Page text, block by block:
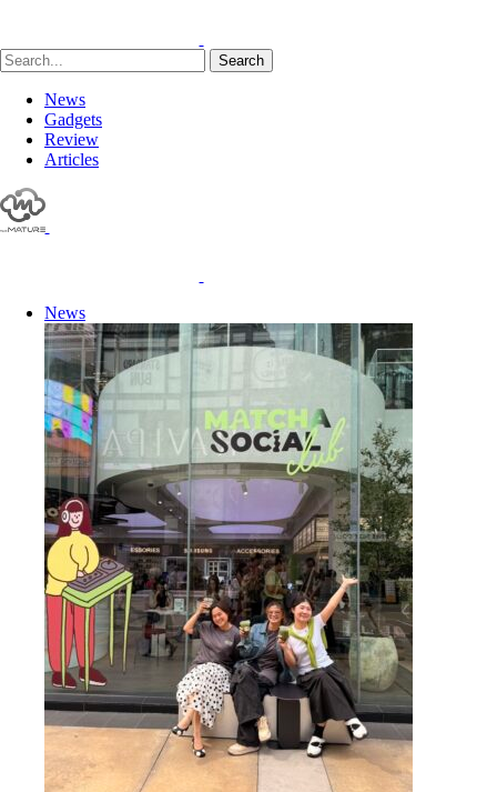
Search
News
Gadgets
Review
Articles
News